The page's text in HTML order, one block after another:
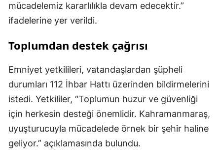
mücadelemiz kararlılıkla devam edecektir.”
ifadelerine yer verildi.
Toplumdan destek çağrısı
Emniyet yetkilileri, vatandaşlardan şüpheli
durumları 112 İhbar Hattı üzerinden bildirmelerini
istedi. Yetkililer, “Toplumun huzur ve güvenliği
için herkesin desteği önemlidir. Kahramanmaraş,
uyuşturucuyla mücadelede örnek bir şehir haline
geliyor.” açıklamasında bulundu.